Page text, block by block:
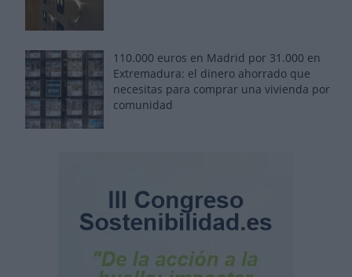
110.000 euros en Madrid por 31.000 en
Extremadura: el dinero ahorrado que
necesitas para comprar una vivienda por
comunidad